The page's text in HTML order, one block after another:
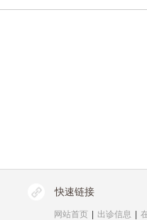
快速链接
网站首页 出诊信息